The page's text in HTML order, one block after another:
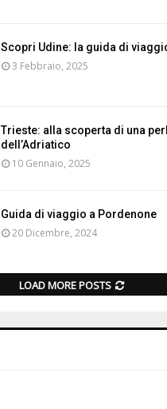
Scopri Udine: la guida di
3 Febbraio, 2025
Trieste: alla scoperta di una
dell’Adriatico
10 Gennaio, 2025
Guida di viaggio a Pordenone
20 Dicembre, 2024
LOAD MORE POSTS